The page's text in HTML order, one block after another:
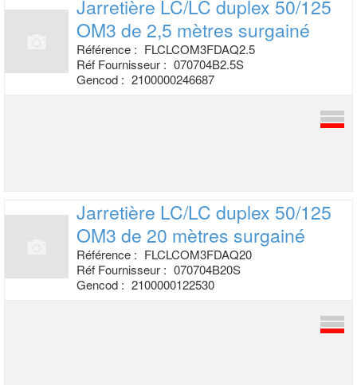
Jarretière LC/LC duplex 50/125
OM3 de 2,5 mètres surgainé
Référence : FLCLCOM3FDAQ2.5
Réf Fournisseur : 070704B2.5S
Gencod : 2100000246687
Jarretière LC/LC duplex 50/125
OM3 de 20 mètres surgainé
Référence : FLCLCOM3FDAQ20
Réf Fournisseur : 070704B20S
Gencod : 2100000122530